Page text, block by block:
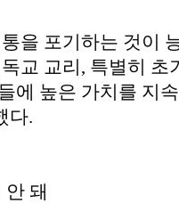
을 포기하는 것이
교 교리, 특별히
에 높은 가치를 지
다.
돼